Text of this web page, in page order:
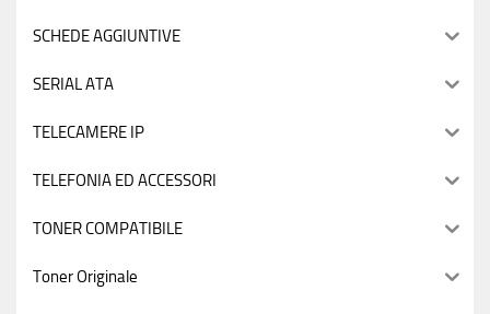
SCHEDE AGGIUNTIVE
SERIAL ATA
TELECAMERE IP
TELEFONIA ED ACCESSORI
TONER COMPATIBILE
Toner Originale